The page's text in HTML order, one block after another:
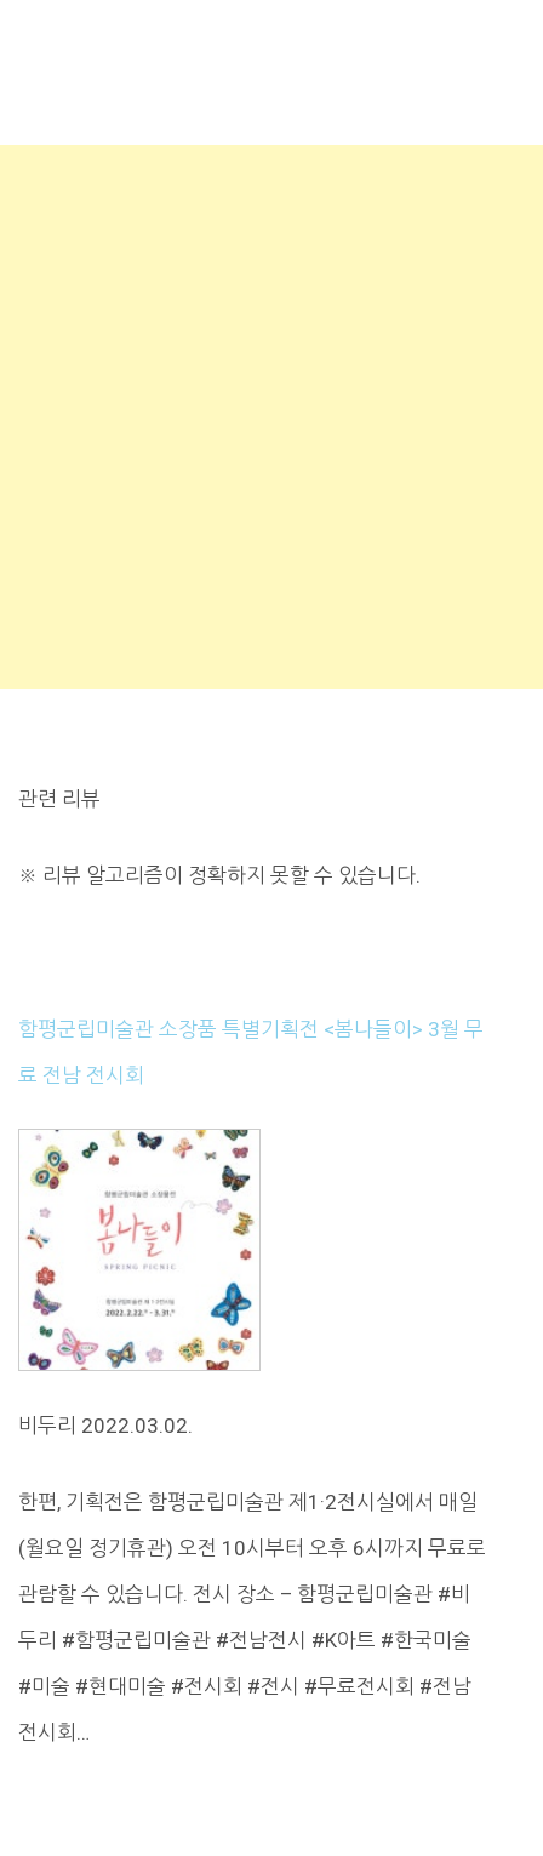
관련 리뷰
※ 리뷰 알고리즘이 정확하지 못할 수 있습니다.
함평군립미술관 소장품 특별기획전 <봄나들이> 3월 무
료 전남 전시회
비두리 2022.03.02.
한편, 기획전은 함평군립미술관 제1·2전시실에서 매일
(월요일 정기휴관) 오전 10시부터 오후 6시까지 무료로
관람할 수 있습니다. 전시 장소 – 함평군립미술관 #비
두리 #함평군립미술관 #전남전시 #K아트 #한국미술
#미술 #현대미술 #전시회 #전시 #무료전시회 #전남
전시회…